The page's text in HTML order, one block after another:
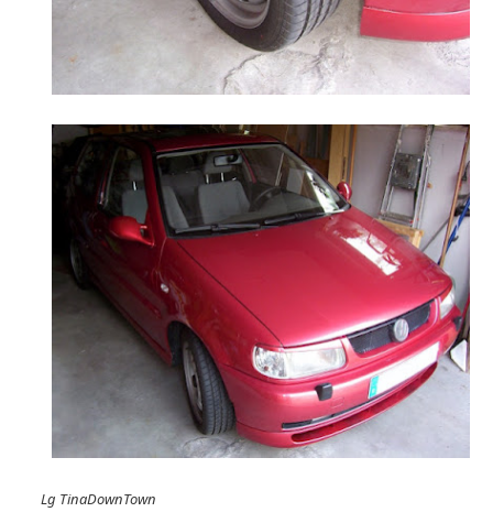
Lg TinaDownTown